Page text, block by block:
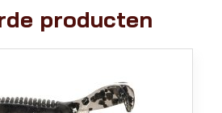
producten